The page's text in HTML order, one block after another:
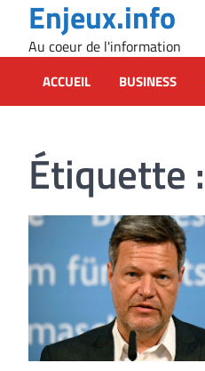
content
Enjeux.info
Au coeur de l'information
ACCUEIL BUSINESS
Étiquette :